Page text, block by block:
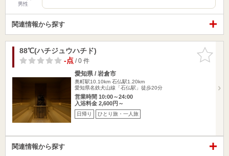
男性
関連情報から探す
お気に入
りに追加
88℃(ハチジュウハチド)
-点/ 0 件
愛知県 / 岩倉市
奥町駅10.10km 石仏駅1.20km
愛知県名鉄犬山線「石仏駅」徒歩20分
営業時間 10:00～24:00
入浴料金 2,600円～
日帰り ひとり旅・一人旅
関連情報から探す